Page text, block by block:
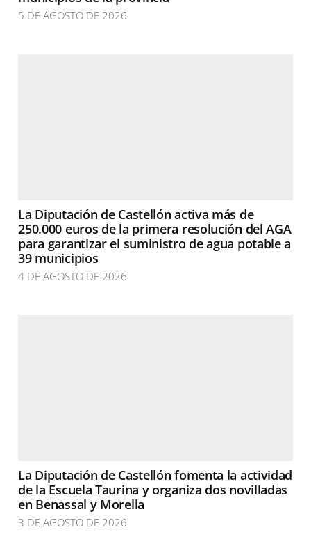
5 DE AGOSTO DE 2026
La Diputación de Castellón activa más de
250.000 euros de la primera resolución del AGA
para garantizar el suministro de agua potable a
39 municipios
4 DE AGOSTO DE 2026
La Diputación de Castellón fomenta la actividad
de la Escuela Taurina y organiza dos novilladas
en Benassal y Morella
3 DE AGOSTO DE 2026